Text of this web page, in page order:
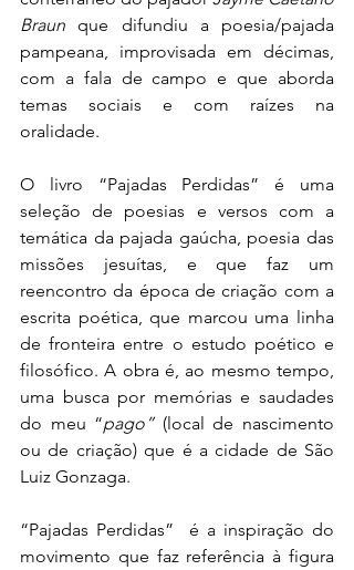
Braun que difundiu a poesia/pajada
pampeana, improvisada em décimas,
com a fala de campo e que aborda
temas sociais e com raízes na
oralidade.
O livro “Pajadas Perdidas” é uma
seleção de poesias e versos com a
temática da pajada gaúcha, poesia das
missões jesuítas, e que faz um
reencontro da época de criação com a
escrita poética, que marcou uma linha
de fronteira entre o estudo poético e
filosófico. A obra é, ao mesmo tempo,
uma busca por memórias e saudades
do meu “pago” (local de nascimento
ou de criação) que é a cidade de São
Luiz Gonzaga.
“Pajadas Perdidas”  é a inspiração do
movimento que faz referência à figura